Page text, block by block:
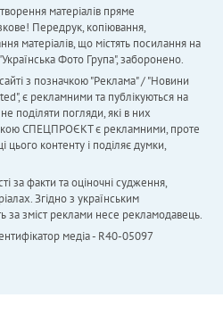
матеріалів пряме
Передрук, копіювання,
матеріалів, що містять посилання на
Фото Група", заборонено.
з позначкою "Реклама" / "Новини
є рекламними та публікуються на
поділяти погляди, які в них
СПЕЦПРОЄКТ є рекламними, проте
цього контенту і поділяє думки,
за факти та оціночні судження,
Згідно з українським
за зміст реклами несе рекламодавець.
медіа - R40-05097